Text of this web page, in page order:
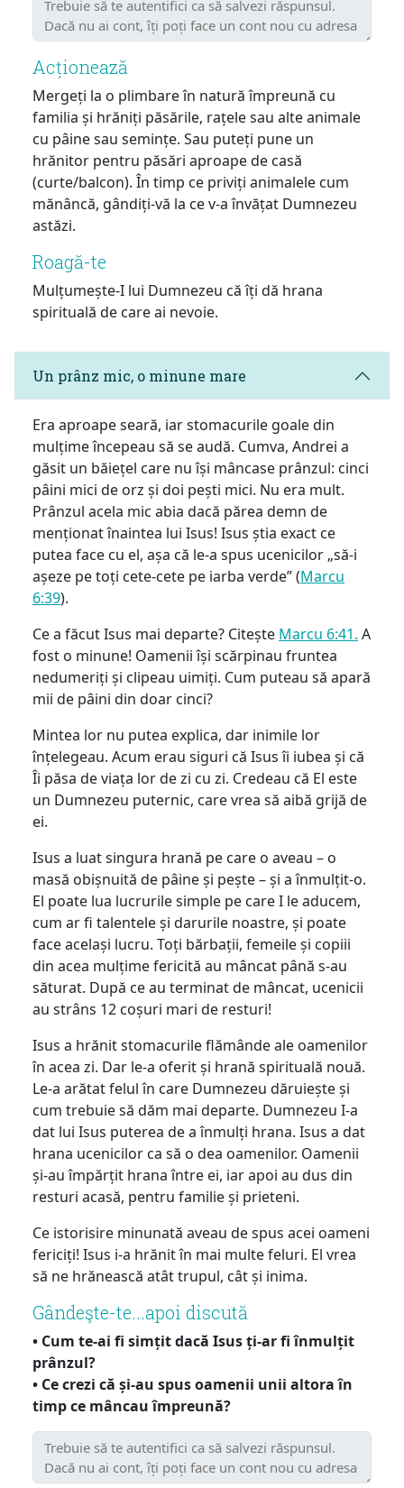
Acționează
Mergeți la o plimbare în natură împreună cu
familia și hrăniți păsările, rațele sau alte animale
cu pâine sau semințe. Sau puteți pune un
hrănitor pentru păsări aproape de casă
(curte/balcon). În timp ce priviți animalele cum
mănâncă, gândiți-vă la ce v-a învățat Dumnezeu
astăzi.
Roagă-te
Mulțumește-I lui Dumnezeu că îți dă hrana
spirituală de care ai nevoie.
Un prânz mic, o minune mare
Era aproape seară, iar stomacurile goale din
mulțime începeau să se audă. Cumva, Andrei a
găsit un băiețel care nu își mâncase prânzul: cinci
pâini mici de orz și doi pești mici. Nu era mult.
Prânzul acela mic abia dacă părea demn de
menționat înaintea lui Isus! Isus știa exact ce
putea face cu el, așa că le-a spus ucenicilor „să-i
așeze pe toți cete-cete pe iarba verde” (Marcu
6:39).
Ce a făcut Isus mai departe? Citește Marcu 6:41. A
fost o minune! Oamenii își scărpinau fruntea
nedumeriți și clipeau uimiți. Cum puteau să apară
mii de pâini din doar cinci?
Mintea lor nu putea explica, dar inimile lor
înțelegeau. Acum erau siguri că Isus îi iubea și că
Îi păsa de viața lor de zi cu zi. Credeau că El este
un Dumnezeu puternic, care vrea să aibă grijă de
ei.
Isus a luat singura hrană pe care o aveau – o
masă obișnuită de pâine și pește – și a înmulțit-o.
El poate lua lucrurile simple pe care I le aducem,
cum ar fi talentele și darurile noastre, și poate
face același lucru. Toți bărbații, femeile și copiii
din acea mulțime fericită au mâncat până s-au
săturat. După ce au terminat de mâncat, ucenicii
au strâns 12 coșuri mari de resturi!
Isus a hrănit stomacurile flămânde ale oamenilor
în acea zi. Dar le-a oferit și hrană spirituală nouă.
Le-a arătat felul în care Dumnezeu dăruiește și
cum trebuie să dăm mai departe. Dumnezeu I-a
dat lui Isus puterea de a înmulți hrana. Isus a dat
hrana ucenicilor ca să o dea oamenilor. Oamenii
și-au împărțit hrana între ei, iar apoi au dus din
resturi acasă, pentru familie și prieteni.
Ce istorisire minunată aveau de spus acei oameni
fericiți! Isus i-a hrănit în mai multe feluri. El vrea
să ne hrănească atât trupul, cât și inima.
Gândeşte-te...apoi discută
• Cum te-ai fi simțit dacă Isus ți-ar fi înmulțit
prânzul?
• Ce crezi că și-au spus oamenii unii altora în
timp ce mâncau împreună?